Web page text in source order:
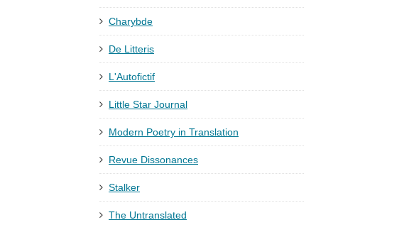
Charybde
De Litteris
L'Autofictif
Little Star Journal
Modern Poetry in Translation
Revue Dissonances
Stalker
The Untranslated